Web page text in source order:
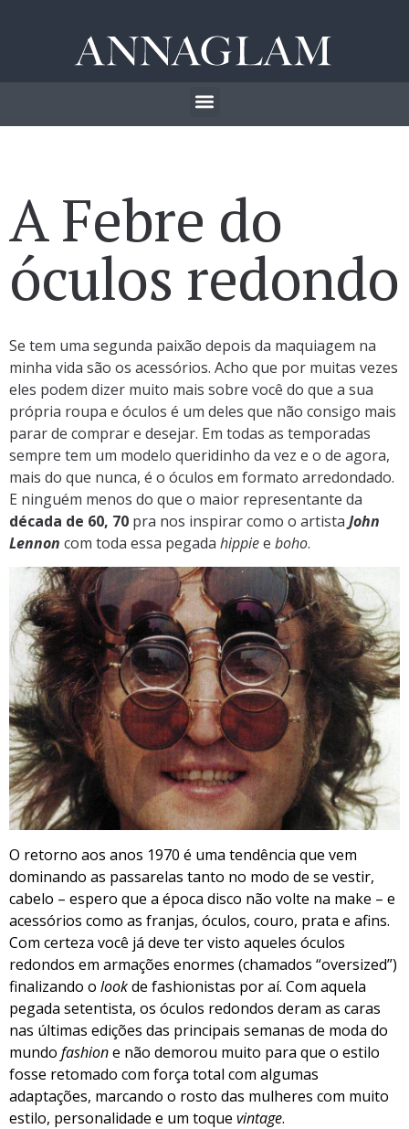
A Febre do
óculos redondo
Se tem uma segunda paixão depois da maquiagem na
minha vida são os acessórios. Acho que por muitas vezes
eles podem dizer muito mais sobre você do que a sua
própria roupa e óculos é um deles que não consigo mais
parar de comprar e desejar. Em todas as temporadas
sempre tem um modelo queridinho da vez e o de agora,
mais do que nunca, é o óculos em formato arredondado.
E ninguém menos do que o maior representante da
década de 60, 70 pra nos inspirar como o artista John
Lennon com toda essa pegada hippiee boho.
O retorno aos anos 1970 é uma tendência que vem
dominando as passarelas tanto no modo de se vestir,
cabelo – espero que a época disco não volte na make – e
acessórios como as franjas, óculos, couro, prata e afins.
Com certeza você já deve ter visto aqueles óculos
redondos em armações enormes (chamados “oversized”)
finalizando o lookde fashionistas por aí. Com aquela
pegada setentista, os óculos redondos deram as caras
nas últimas edições das principais semanas de moda do
mundo fashione não demorou muito para que o estilo
fosse retomado com força total com algumas
adaptações, marcando o rosto das mulheres com muito
estilo, personalidade e um toque vintage.